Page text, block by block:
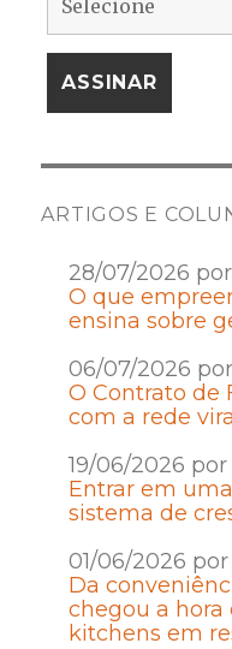
ARTIGOS E
28/07/2026
O que
ensina sobre
06/07/2026
O Contrato de
com a rede
19/06/2026
Entrar em
sistema de
01/06/2026
Da
chegou a
kitchens em